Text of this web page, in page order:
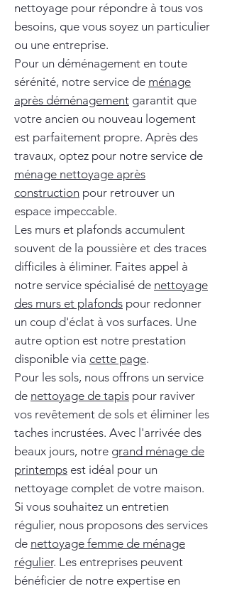
nettoyage pour répondre à tous vos
besoins, que vous soyez un particulier
ou une entreprise.
Pour un déménagement en toute
sérénité, notre service de ménage
après déménagement garantit que
votre ancien ou nouveau logement
est parfaitement propre. Après des
travaux, optez pour notre service de
ménage nettoyage après
construction pour retrouver un
espace impeccable.
Les murs et plafonds accumulent
souvent de la poussière et des traces
difficiles à éliminer. Faites appel à
notre service spécialisé de nettoyage
des murs et plafonds pour redonner
un coup d'éclat à vos surfaces. Une
autre option est notre prestation
disponible via cette page.
Pour les sols, nous offrons un service
de nettoyage de tapis pour raviver
vos revêtement de sols et éliminer les
taches incrustées. Avec l'arrivée des
beaux jours, notre grand ménage de
printemps est idéal pour un
nettoyage complet de votre maison.
Si vous souhaitez un entretien
régulier, nous proposons des services
de nettoyage femme de ménage
régulier. Les entreprises peuvent
bénéficier de notre expertise en